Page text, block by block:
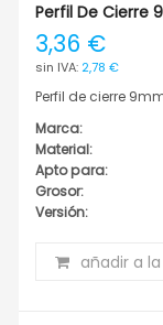
Perfil De Cierre
3,36 €
2,78 €
Perfil de cierre
Marca:
Material:
Apto para:
Grosor:
Versión:
añadir a